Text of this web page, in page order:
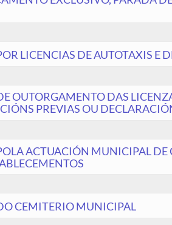
LICENCIAS DE AUTOTAXIS E
OUTORGAMENTO DAS
PREVIAS OU
ACTUACIÓN MUNICIPAL DE
CEMITERIO MUNICIPAL